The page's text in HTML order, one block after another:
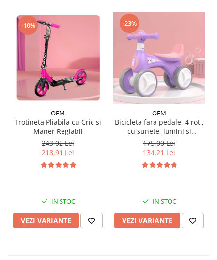
-10%
OEM
Trotineta Pliabila cu Cric si
Maner Reglabil
243,02 Lei
218,91 Lei
IN STOC
VEZI VARIANTE
-23%
OEM
Bicicleta fara pedale, 4 roti,
cu sunete, lumini si
baloane de sapun
175,00 Lei
134,21 Lei
IN STOC
VEZI VARIANTE